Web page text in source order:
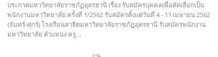
ประกาศมหาวิทยาลัยราชภัฏอุดรธานี เรื่อง รับสมัครบุคคลเพื่อคัดเลือกเป็น
พนักงานมหาวิทยาลัย ครั้งที่ 1/2562 รับสมัครตั้งแต่วันที่ 4 - 11 เมษายน 2562
(จันทร์-ศุกร์) โรงเรียนสาธิตมหาวิทยาลัยราชภัฏอุดรธานี รับสมัครพนักงาน
มหาวิทยาลัย ตำแหน่ง ครู…